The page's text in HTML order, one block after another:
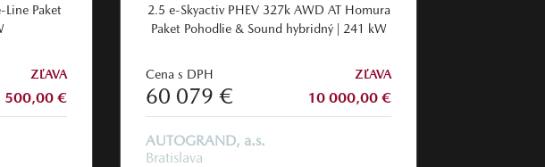
Line Paket
ZĽAVA
500,00 €
2.5 e-Skyactiv PHEV 327k AWD AT Homura
Paket Pohodlie & Sound hybridný | 241 kW
Cena s DPH
60 079 €
ZĽAVA
10 000,00 €
AUTOGRAND, a.s.
Bratislava